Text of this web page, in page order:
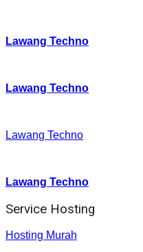
Lawang Techno
Lawang Techno
Lawang Techno
Lawang Techno
Service Hosting
Hosting Murah